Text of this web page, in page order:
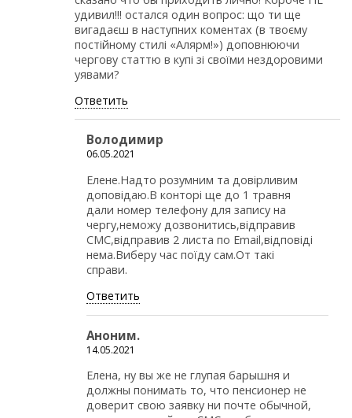
удивил!!! остался один вопрос: що ти ще
вигадаєш в наступних коментах (в твоєму
постійному стилі «Алярм!») доповнюючи
чергову статтю в купі зі своїми нездоровими
уявами?
Ответить
Володимир
06.05.2021
Елене.Надто розумним та довірливим
доповідаю.В конторі ще до 1 травня
дали номер телефону для запису на
чергу,неможу дозвонитись,відправив
СМС,відправив 2 листа по Email,відповіді
нема.Виберу час поїду сам.От такі
справи.
Ответить
Аноним.
14.05.2021
Елена, ну вы же не глупая барышня и
должны понимать то, что пенсионер не
доверит свою заявку ни почте обычной,